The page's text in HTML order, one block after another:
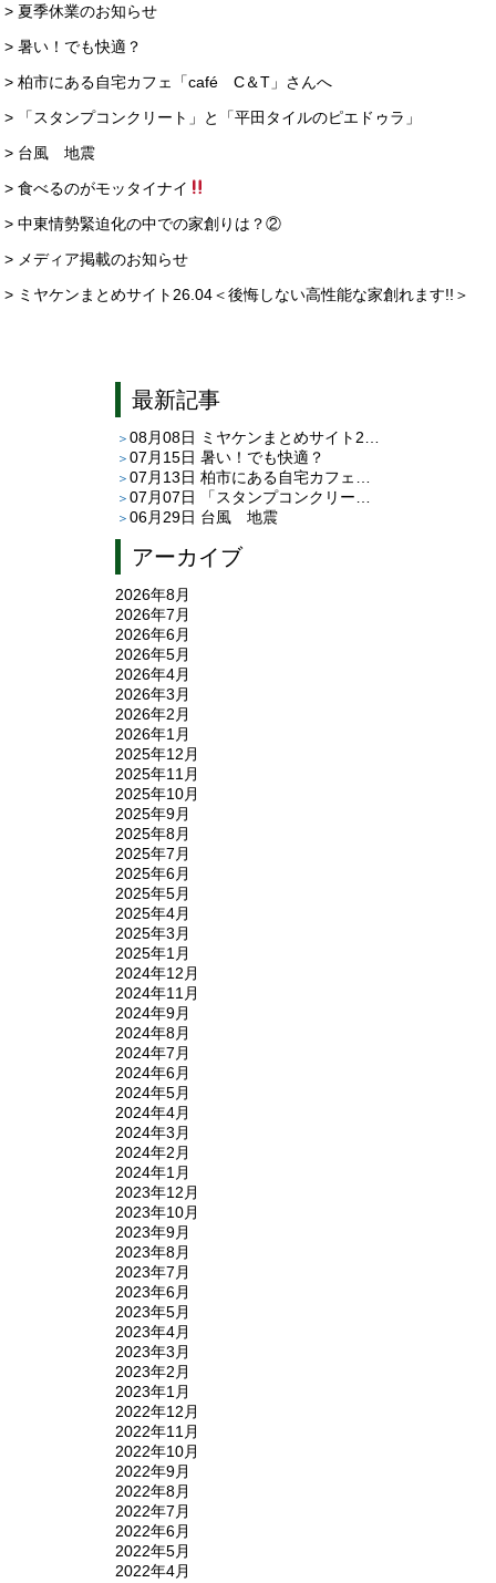
> 夏季休業のお知らせ
> 暑い！でも快適？
> 柏市にある自宅カフェ「café C＆T」さんへ
> 「スタンプコンクリート」と「平田タイルのピエドゥラ」
> 台風 地震
> 食べるのがモッタイナイ
> 中東情勢緊迫化の中での家創りは？②
> メディア掲載のお知らせ
> ミヤケンまとめサイト26.04＜後悔しない高性能な家創れます!!＞
最新記事
08月08日 ミヤケンまとめサイト26.08＜後悔しない高性能な家創れます!!＞
07月15日 暑い！でも快適？
07月13日 柏市にある自宅カフェ「café C＆T」さんへ
07月07日
「スタンプコンクリート」と「平田タイルのピエドゥラ」
06月29日 台風 地震
アーカイブ
2026年8月
2026年7月
2026年6月
2026年5月
2026年4月
2026年3月
2026年2月
2026年1月
2025年12月
2025年11月
2025年10月
2025年9月
2025年8月
2025年7月
2025年6月
2025年5月
2025年4月
2025年3月
2025年1月
2024年12月
2024年11月
2024年9月
2024年8月
2024年7月
2024年6月
2024年5月
2024年4月
2024年3月
2024年2月
2024年1月
2023年12月
2023年10月
2023年9月
2023年8月
2023年7月
2023年6月
2023年5月
2023年4月
2023年3月
2023年2月
2023年1月
2022年12月
2022年11月
2022年10月
2022年9月
2022年8月
2022年7月
2022年6月
2022年5月
2022年4月